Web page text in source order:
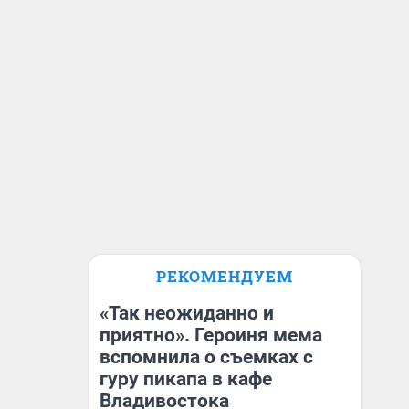
РЕКОМЕНДУЕМ
«Так неожиданно и
приятно». Героиня мема
вспомнила о съемках с
гуру пикапа в кафе
Владивостока